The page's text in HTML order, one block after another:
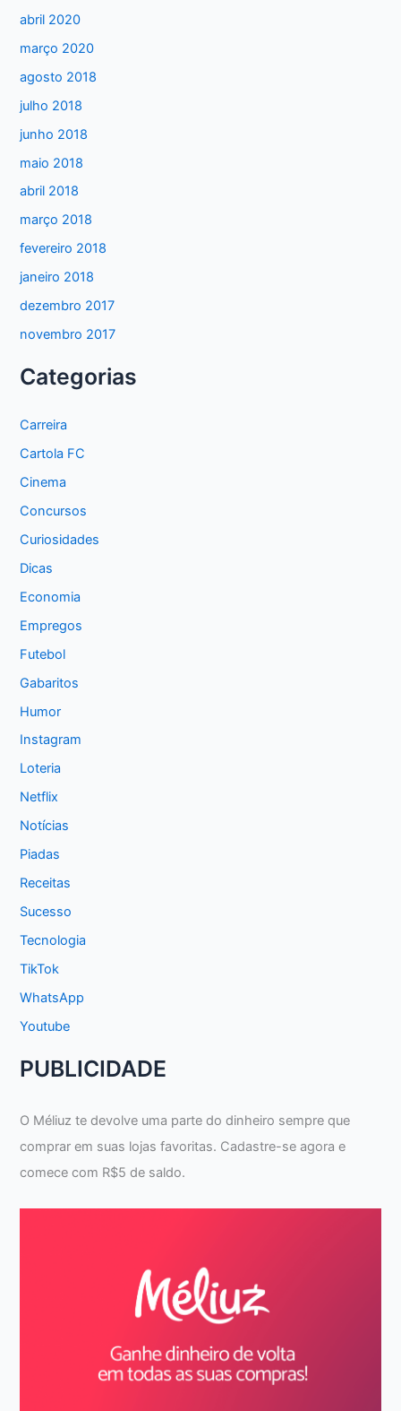
abril 2020
março 2020
agosto 2018
julho 2018
junho 2018
maio 2018
abril 2018
março 2018
fevereiro 2018
janeiro 2018
dezembro 2017
novembro 2017
Categorias
Carreira
Cartola FC
Cinema
Concursos
Curiosidades
Dicas
Economia
Empregos
Futebol
Gabaritos
Humor
Instagram
Loteria
Netflix
Notícias
Piadas
Receitas
Sucesso
Tecnologia
TikTok
WhatsApp
Youtube
PUBLICIDADE
O Méliuz te devolve uma parte do dinheiro sempre que
comprar em suas lojas favoritas. Cadastre-se agora e
comece com R$5 de saldo.